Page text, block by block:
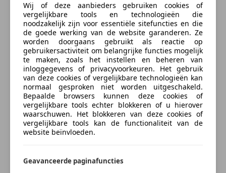
- Achteruit rij camera
- Park control voor en achter
- Onderhoudsboekje aanwezig
- Koplampwissers
- Xenon-koplampen
- Bi-xenon-koplampen
- LED-koplampen
- Stuurbekrachtiging, snelheidsafhankelijk
- 4 WD
- Dodehoek detectie
- Bekerhouder voor
- Lederen stuur
Inruil: Kopen en verkopen gemakkelijk in één stap
Ik wil mijn auto inruilen (vrijblijvend)
Voeg voertuiggegevens toe
Naam
Wij of deze aanbieders gebruiken cookies of
vergelijkbare tools en technologieën die
noodzakelijk zijn voor essentiële sitefuncties en die
de goede werking van de website garanderen. Ze
worden doorgaans gebruikt als reactie op
gebruikersactiviteit om belangrijke functies mogelijk
te maken, zoals het instellen en beheren van
inloggegevens of privacyvoorkeuren. Het gebruik
van deze cookies of vergelijkbare technologieën kan
normaal gesproken niet worden uitgeschakeld.
Bepaalde browsers kunnen deze cookies of
vergelijkbare tools echter blokkeren of u hierover
waarschuwen. Het blokkeren van deze cookies of
vergelijkbare tools kan de functionaliteit van de
website beïnvloeden.
Geavanceerde paginafuncties